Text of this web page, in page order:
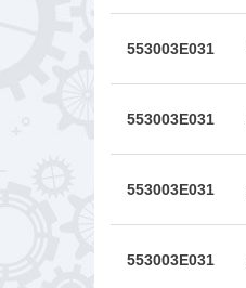
553003E031
553003E031
553003E031
553003E031